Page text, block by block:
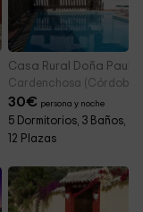
Casa Rural Doña Paula
Cardenchosa (Córdoba)
30€ persona y noche
5 Dormitorios, 3 Baños,
12 Plazas